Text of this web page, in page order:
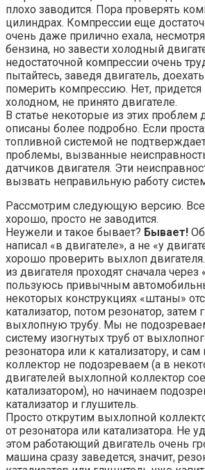
плохо заводится. Пора проверять
цилиндрах. Компрессии еще
очень даже прилично ехала,
бензина, но завести холодный
недостаточной компрессии очень
пытайтесь, заведя двигатель,
померить компрессию. Нет, придется
холодном, не принято двигателе.
В статье некоторые из этих проблем
описаны более подробно. Если
топливной системой не
проблемы, вызванные
датчиков двигателя. Эти
вызвать неправильную работу
Рассмотрим следующую версию. Все
хорошо, просто не заводится.
Неужели и такое бывает? Бывает!
написал «в двигателе», а не «у
хорошо проверить выхлоп
из двигателя проходят сначала
пользуюсь привычным
некоторых конструкциях «штаны»
катализатор, потом резонатор, затем
выхлопную трубу. Мы не
систему изогнутых труб от
резонатора или к катализатору, и
коллектор не подозреваем (а в
двигателей выхлопной коллектор
катализатором), но начинаем
катализатор и глушитель.
Просто открутим выхлопной
от резонатора или катализатора. Не
этом работающий двигатель очень
машина сразу заведется, значит,